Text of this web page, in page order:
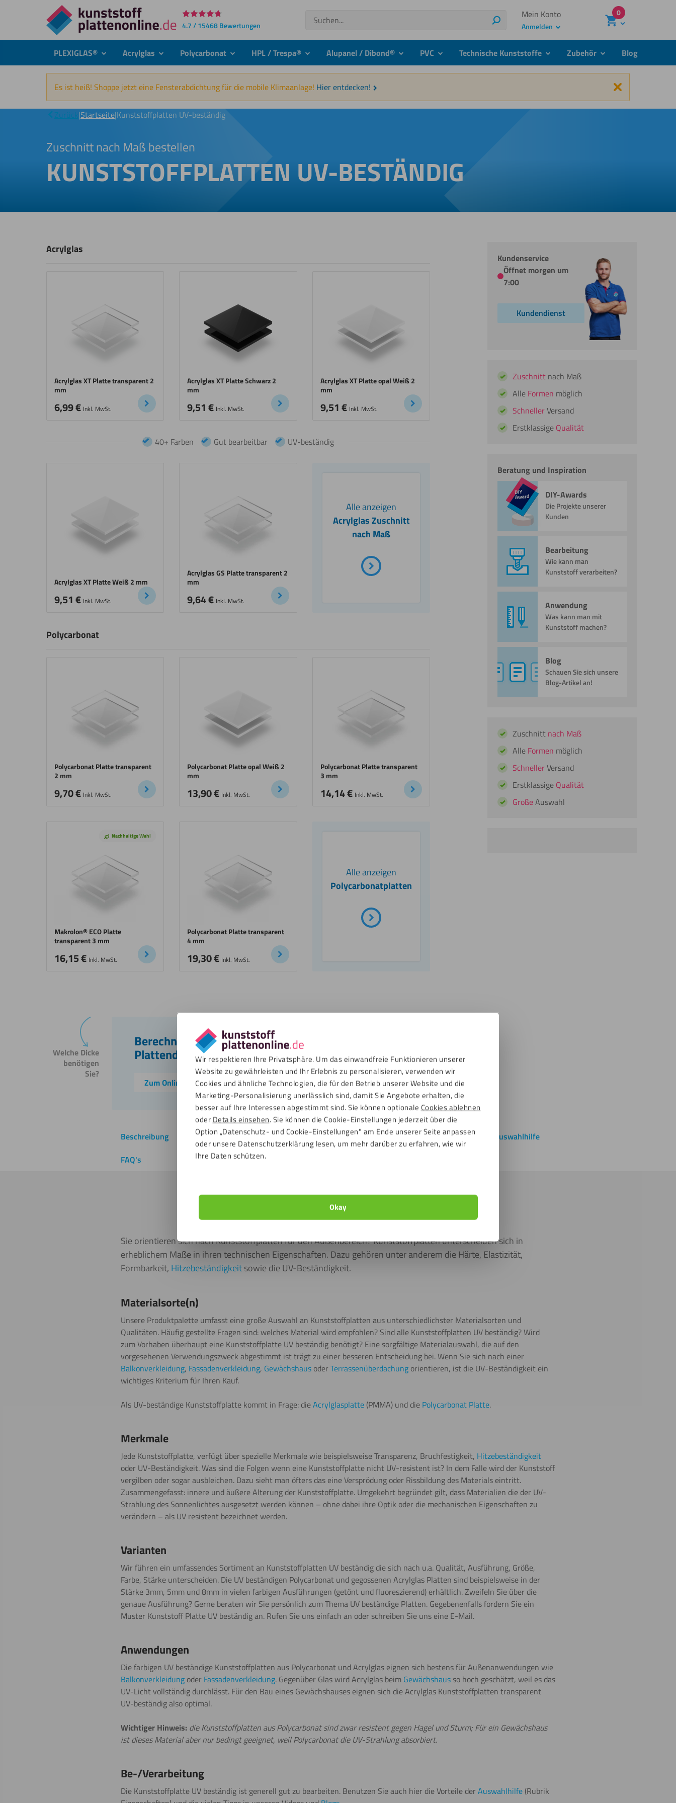
Wir respektieren Ihre Privatsphäre. Um das einwandfreie Funktionieren unserer
Website zu gewährleisten und Ihr Erlebnis zu personalisieren, verwenden wir
Cookies und ähnliche Technologien, die für den Betrieb unserer Website und die
Marketing-Personalisierung unerlässlich sind, damit Sie Angebote erhalten, die
besser auf Ihre Interessen abgestimmt sind. Sie können optionaleCookies ablehnen
oderDetails einsehen. Sie können die Cookie-Einstellungen jederzeit über die
Option „Datenschutz- und Cookie-Einstellungen" am Ende unserer Seite anpassen
oder unsere Datenschutzerklärung lesen, um mehr darüber zu erfahren, wie wir
Ihre Daten schützen.
Okay
Direkt
zum
4.7 / 15468 Bewertungen
Suchen
Suchen
Mein Konto
Anmelden
0
PLEXIGLAS® submenuAcrylglas submenuPolycarbonat submenuHPL / Trespa® submenuAlupanel / Dibond® submenuPVC submenuTechnische Kunststoffe submenuZubehör submenuBlog
Es ist heiß! Shoppe jetzt eine Fensterabdichtung für die mobile Klimaanlage! Hier entdecken! Schließen
Zurück|Startseite|Kunststoffplatten UV-beständig
KUNSTSTOFFPLATTEN UV-BESTÄNDIG
Zuschnitt nach Maß bestellen
Acrylglas
Acrylglas XT Platte transparent 2
mm
6,99€ Inkl. MwSt.
Acrylglas XT Platte Schwarz 2
mm
9,51€ Inkl. MwSt.
Acrylglas XT Platte opal Weiß 2
mm
9,51€ Inkl. MwSt.
40+ Farben Gut bearbeitbar UV-beständig
Acrylglas XT Platte Weiß 2 mm
9,51€ Inkl. MwSt.
Acrylglas GS Platte transparent 2
mm
9,64€ Inkl. MwSt.
Alle anzeigen
Acrylglas Zuschnitt
nach Maß
Polycarbonat
Polycarbonat Platte transparent
2 mm
9,70€ Inkl. MwSt.
Polycarbonat Platte opal Weiß 2
mm
13,90€ Inkl. MwSt.
Polycarbonat Platte transparent
3 mm
14,14€ Inkl. MwSt.
Makrolon® ECO Platte
transparent 3 mm
16,15€ Inkl. MwSt.
Nachhaltige Wahl
Polycarbonat Platte transparent
4 mm
19,30€ Inkl. MwSt.
Alle anzeigen
Polycarbonatplatten
Welche Dicke
benötigen
Sie?
Berechnen Sie die ideale
Plattendicke für Ihr Projekt
Zum Online-Dickenrechner
Kundenservice
Öffnet morgen um
7:00
Kundendienst
Zuschnitt nach Maß
Alle Formen möglich
SchnellerVersand
Erstklassige Qualität
Beratung und Inspiration
DIY-Awards
Die Projekte unserer
Kunden
Bearbeitung
Wie kann man
Kunststoff verarbeiten?
Anwendung
Was kann man mit
Kunststoff machen?
Blog
Schauen Sie sich unsere
Blog-Artikel an!
Zuschnitt nach Maß
Alle Formen möglich
SchnellerVersand
Erstklassige Qualität
GroßeAuswahl
Beschreibung Materialsorte(n) Merkmale Varianten Anwendungen Be-/Verarbeitung
Auswahlhilfe
FAQ's
Alles, was Sie über UV-beständige Kunststoffplatten wissen sollten
Sie orientieren sich nach Kunststoffplatten für den Außenbereich? Kunststoffplatten unterscheiden sich in
erheblichem Maße in ihren technischen Eigenschaften. Dazu gehören unter anderem die Härte, Elastizität,
Formbarkeit, Hitzebeständigkeitsowie die UV-Beständigkeit.
Materialsorte(n)
Unsere Produktpalette umfasst eine große Auswahl an Kunststoffplatten aus unterschiedlichster Materialsorten und
Qualitäten. Häufig gestellte Fragen sind: welches Material wird empfohlen? Sind alle Kunststoffplatten UV beständig? Wird
zum Vorhaben überhaupt eine Kunststoffplatte UV beständig benötigt? Eine sorgfältige Materialauswahl, die auf den
vorgesehenen Verwendungszweck abgestimmt ist trägt zu einer besseren Entscheidung bei. Wenn Sie sich nach einer
Balkonverkleidung, Fassadenverkleidung, GewächshausoderTerrassenüberdachungorientieren, ist die UV-Beständigkeit ein
wichtiges Kriterium für Ihren Kauf.
Als UV-beständige Kunststoffplatte kommt in Frage: dieAcrylglasplatte(PMMA) und die Polycarbonat Platte.
Merkmale
Jede Kunststoffplatte, verfügt über spezielle Merkmale wie beispielsweise Transparenz, Bruchfestigkeit, Hitzebeständigkeit
oder UV-Beständigkeit. Was sind die Folgen wenn eine Kunststoffplatte nicht UV-resistent ist? In dem Falle wird der Kunststoff
vergilben oder sogar ausbleichen. Dazu sieht man öfters das eine Versprödung oder Rissbildung des Materials eintritt.
Zusammengefasst: innere und äußere Alterung der Kunststoffplatte. Umgekehrt begründet gilt, dass Materialien die der UV-
Strahlung des Sonnenlichtes ausgesetzt werden können – ohne dabei ihre Optik oder die mechanischen Eigenschaften zu
verändern – als UV resistent bezeichnet werden.
Varianten
Wir führen ein umfassendes Sortiment an Kunststoffplatten UV beständig die sich nach u.a. Qualität, Ausführung, Größe,
Farbe, Stärke unterscheiden. Die UV beständigen Polycarbonat und gegossenen Acrylglas Platten sind beispielsweise in der
Stärke 3mm, 5mm und 8mm in vielen farbigen Ausführungen (getönt und fluoreszierend) erhältlich. Zweifeln Sie über die
genaue Ausführung? Gerne beraten wir Sie persönlich zum Thema UV beständige Platten. Gegebenenfalls fordern Sie ein
Muster Kunststoff Platte UV beständig an. Rufen Sie uns einfach an oder schreiben Sie uns eine E-Mail.
Anwendungen
Die farbigen UV beständige Kunststoffplatten aus Polycarbonat und Acrylglas eignen sich bestens für Außenanwendungen wie
Balkonverkleidungoder Fassadenverkleidung. Gegenüber Glas wird Acrylglas beim Gewächshausso hoch geschätzt, weil es das
UV-Licht vollständig durchlässt. Für den Bau eines Gewächshauses eignen sich die Acrylglas Kunststoffplatten transparent
UV-beständig also optimal.
Wichtiger Hinweis: die Kunststoffplatten aus Polycarbonat sind zwar resistent gegen Hagel und Sturm; Für ein Gewächshaus
ist dieses Material aber nur bedingt geeignet, weil Polycarbonat die UV-Strahlung absorbiert.
Be-/Verarbeitung
Die Kunststoffplatte UV beständig ist generell gut zu bearbeiten. Benutzen Sie auch hier die Vorteile derAuswahlhilfe(Rubrik